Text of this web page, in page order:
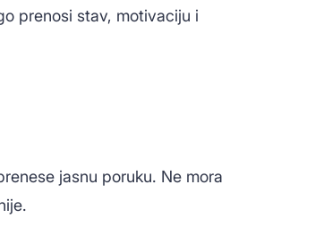
prenosi stav, motivaciju i
jasnu poruku. Ne mora